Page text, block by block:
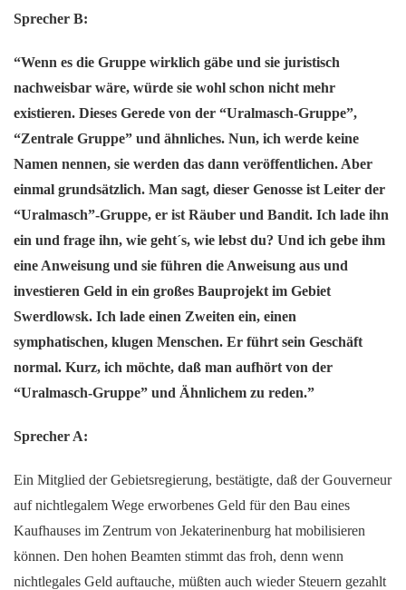
Sprecher B:
“Wenn es die Gruppe wirklich gäbe und sie juristisch
nachweisbar wäre, würde sie wohl schon nicht mehr
existieren. Dieses Gerede von der “Uralmasch-Gruppe”,
“Zentrale Gruppe” und ähnliches. Nun, ich werde keine
Namen nennen, sie werden das dann veröffentlichen. Aber
einmal grundsätzlich. Man sagt, dieser Genosse ist Leiter der
“Uralmasch”-Gruppe, er ist Räuber und Bandit. Ich lade ihn
ein und frage ihn, wie geht´s, wie lebst du? Und ich gebe ihm
eine Anweisung und sie führen die Anweisung aus und
investieren Geld in ein großes Bauprojekt im Gebiet
Swerdlowsk. Ich lade einen Zweiten ein, einen
symphatischen, klugen Menschen. Er führt sein Geschäft
normal. Kurz, ich möchte, daß man aufhört von der
“Uralmasch-Gruppe” und Ähnlichem zu reden.”
Sprecher A:
Ein Mitglied der Gebietsregierung, bestätigte, daß der Gouverneur
auf nichtlegalem Wege erworbenes Geld für den Bau eines
Kaufhauses im Zentrum von Jekaterinenburg hat mobilisieren
können. Den hohen Beamten stimmt das froh, denn wenn
nichtlegales Geld auftauche, müßten auch wieder Steuern gezahlt